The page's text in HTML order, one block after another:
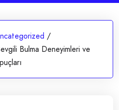
/
Bulma Deneyimleri ve